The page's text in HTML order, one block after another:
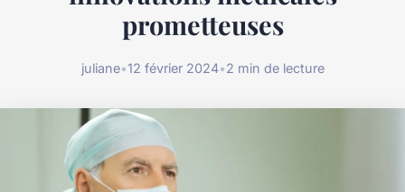
prometteuses
juliane•12 février 2024•2 min de lecture